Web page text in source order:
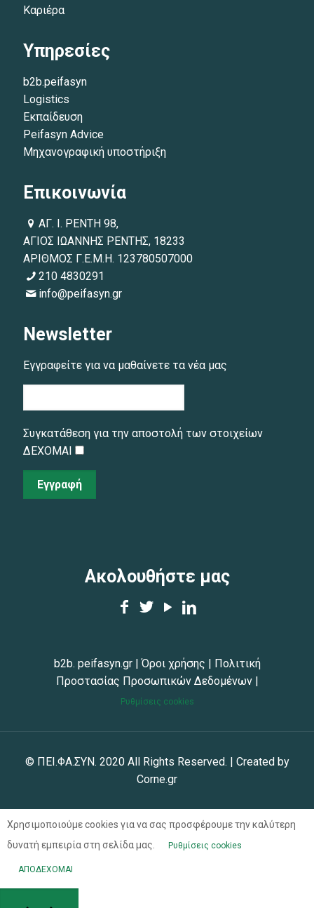
Καριέρα
Υπηρεσίες
b2b.peifasyn
Logistics
Εκπαίδευση
Peifasyn Advice
Μηχανογραφική υποστήριξη
Επικοινωνία
ΑΓ. Ι. ΡΕΝΤΗ 98,
ΑΓΙΟΣ ΙΩΑΝΝΗΣ ΡΕΝΤΗΣ, 18233
ΑΡΙΘΜΟΣ Γ.Ε.Μ.Η. 123780507000
210 4830291
info@peifasyn.gr
Newsletter
Εγγραφείτε για να μαθαίνετε τα νέα μας
Συγκατάθεση για την αποστολή των στοιχείων
ΔΕΧΟΜΑΙ
Εγγραφή
Ακολουθήστε μας
b2b. peifasyn.gr|Όροι χρήσης | Πολιτική
Προστασίας Προσωπικών Δεδομένων|
Ρυθμίσεις cookies
© ΠΕΙ.ΦΑ.ΣΥΝ. 2020 All Rights Reserved. | Created by
Corne.gr
Χρησιμοποιούμε cookies για να σας προσφέρουμε την καλύτερη
δυνατή εμπειρία στη σελίδα μας.
Ρυθμίσεις cookies
ΑΠΟΔΕΧΟΜΑΙ